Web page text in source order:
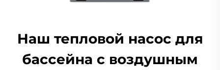
Наш тепловой насос для
бассейна с воздушным